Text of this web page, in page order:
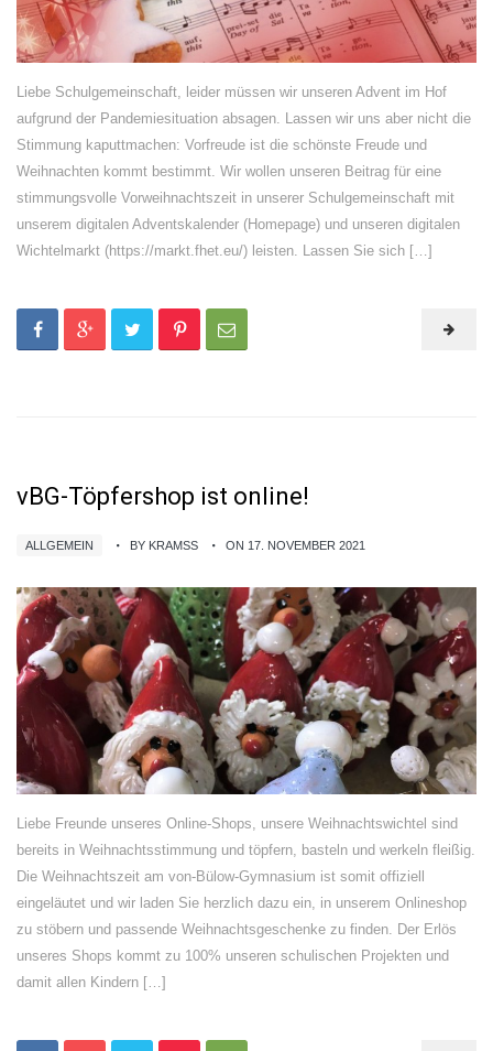
Liebe Schulgemeinschaft, leider müssen wir unseren Advent im Hof
aufgrund der Pandemiesituation absagen. Lassen wir uns aber nicht die
Stimmung kaputtmachen: Vorfreude ist die schönste Freude und
Weihnachten kommt bestimmt. Wir wollen unseren Beitrag für eine
stimmungsvolle Vorweihnachtszeit in unserer Schulgemeinschaft mit
unserem digitalen Adventskalender (Homepage) und unseren digitalen
Wichtelmarkt (https://markt.fhet.eu/) leisten. Lassen Sie sich […]
vBG-Töpfershop ist online!
ALLGEMEIN BY KRAMSS ON 17. NOVEMBER 2021
Liebe Freunde unseres Online-Shops, unsere Weihnachtswichtel sind
bereits in Weihnachtsstimmung und töpfern, basteln und werkeln fleißig.
Die Weihnachtszeit am von-Bülow-Gymnasium ist somit offiziell
eingeläutet und wir laden Sie herzlich dazu ein, in unserem Onlineshop
zu stöbern und passende Weihnachtsgeschenke zu finden. Der Erlös
unseres Shops kommt zu 100% unseren schulischen Projekten und
damit allen Kindern […]